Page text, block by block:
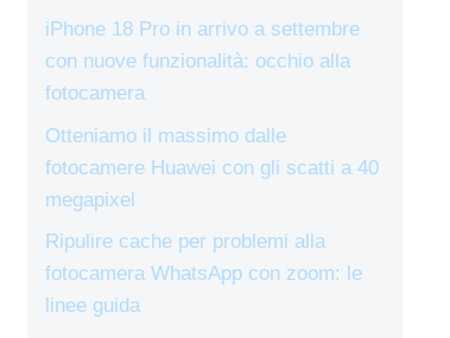
iPhone 18 Pro in arrivo a settembre
con nuove funzionalità: occhio alla
fotocamera
Otteniamo il massimo dalle
fotocamere Huawei con gli scatti a 40
megapixel
Ripulire cache per problemi alla
fotocamera WhatsApp con zoom: le
linee guida